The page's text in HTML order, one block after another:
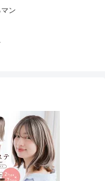
ン